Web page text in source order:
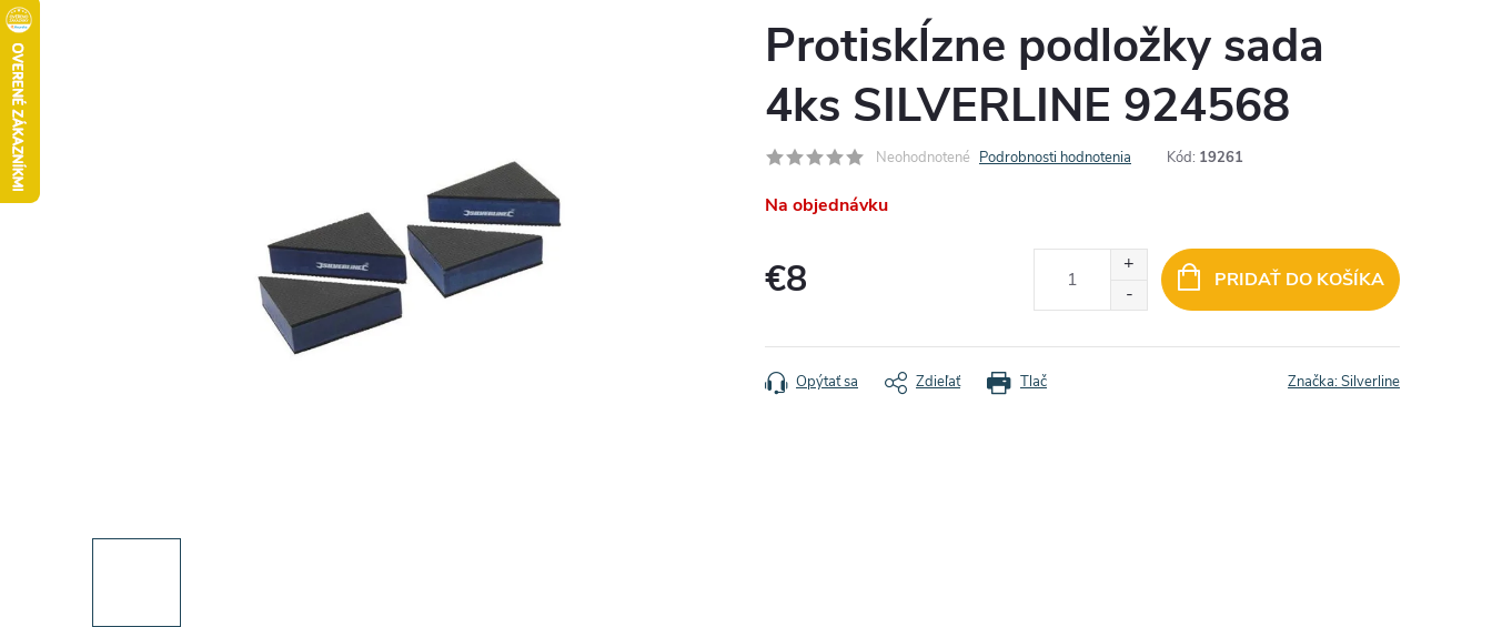
Protiskĺzne podložky sada
4ks SILVERLINE 924568
Neohodnotené Podrobnosti hodnotenia Kód: 19261
Na objednávku
€8 PRIDAŤ DO KOŠÍKA
Tlač
Opýtať sa Zdieľať Značka:Silverline